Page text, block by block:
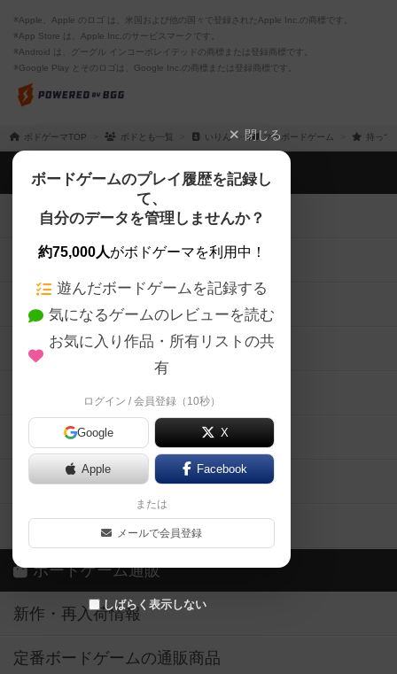
※Apple、Apple のロゴ は、米国および他の国々で登録されたApple Inc.の商標です。
※App Store は、Apple Inc.のサービスマークです。
※Android は、グーグル インコーポレイテッドの商標または登録商標です。
※Google Play とそのロゴは、Google Inc.の商標または登録商標です。
ボドゲーマTOP ボドとも一覧 いりん マイボードゲーム 持って
閉じる
ボードゲームのプレイ履歴を記録し
て、
自分のデータを管理しませんか？
約75,000人がボドゲーマを利用中！
遊んだボードゲームを記録する
気になるゲームのレビューを読む
お気に入り作品・所有リストの共
有
ログイン / 会員登録（10秒）
Google X
Apple Facebook
または
メールで会員登録
しばらく表示しない
ボドゲーマTOP
ボードゲームを検索する
ボードゲームの新着レビュー
ボードゲーム会情報
メカニクス特集
掲示板・トピックス
ボドとも・会員一覧
ボードゲーム業界コラム
ボドゲーマご利用案内
ボードゲーム通販
新作・再入荷情報
定番ボードゲームの通販商品